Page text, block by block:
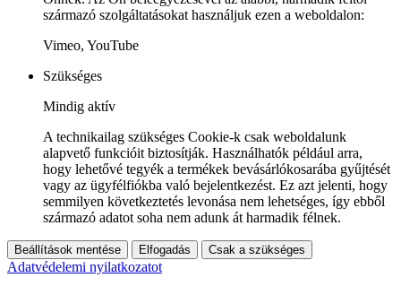
származó szolgáltatásokat használjuk ezen a weboldalon:
Vimeo, YouTube
Szükséges
Mindig aktív
A technikailag szükséges Cookie-k csak weboldalunk
alapvető funkcióit biztosítják. Használhatók például arra,
hogy lehetővé tegyék a termékek bevásárlókosarába gyűjtését
vagy az ügyfélfiókba való bejelentkezést. Ez azt jelenti, hogy
semmilyen következtetés levonása nem lehetséges, így ebből
származó adatot soha nem adunk át harmadik félnek.
Beállítások mentése Elfogadás Csak a szükséges
Adatvédelemi nyilatkozatot